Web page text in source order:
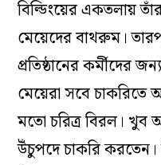
বিল্ডিংয়ের একতলায়
মেয়েদের বাথরুম।
প্রতিষ্ঠানের কর্মীদের
মেয়েরা সবে চাকরিতে
মতো চরিত্র বিরল। খুব
উঁচুপদে চাকরি